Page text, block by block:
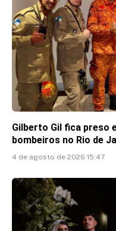
Gilberto Gil fica preso
bombeiros no Rio de
4 de agosto de 2026 15:47